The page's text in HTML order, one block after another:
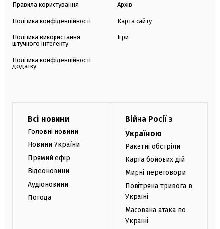
Правила користування
Політика конфіденційності
Політика використання
штучного інтелекту
Політика конфіденційності
додатку
Архів
Карта сайту
Ігри
Всі новини
Головні новини
Новини України
Прямий ефір
Відеоновини
Аудіоновини
Погода
Війна Росії з
Україною
Ракетні обстріли
Карта бойових дій
Мирні переговори
Повітряна тривога в
Україні
Масована атака по
Україні